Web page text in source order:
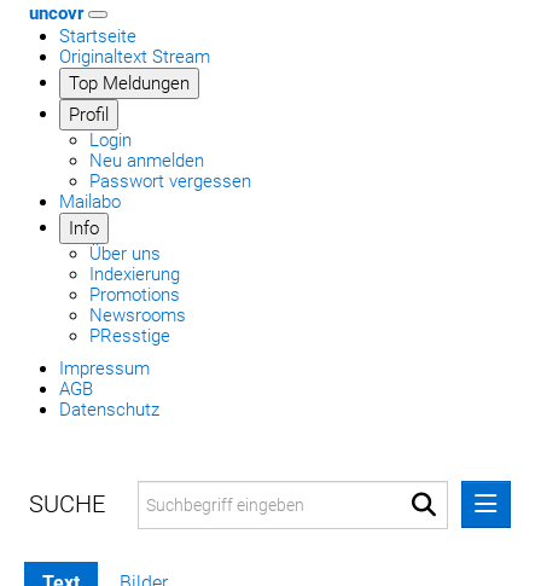
uncovr
Startseite
Originaltext Stream
Top Meldungen
Profil
Login
Neu anmelden
Passwort vergessen
Mailabo
Info
Über uns
Indexierung
Promotions
Newsrooms
PResstige
Impressum
AGB
Datenschutz